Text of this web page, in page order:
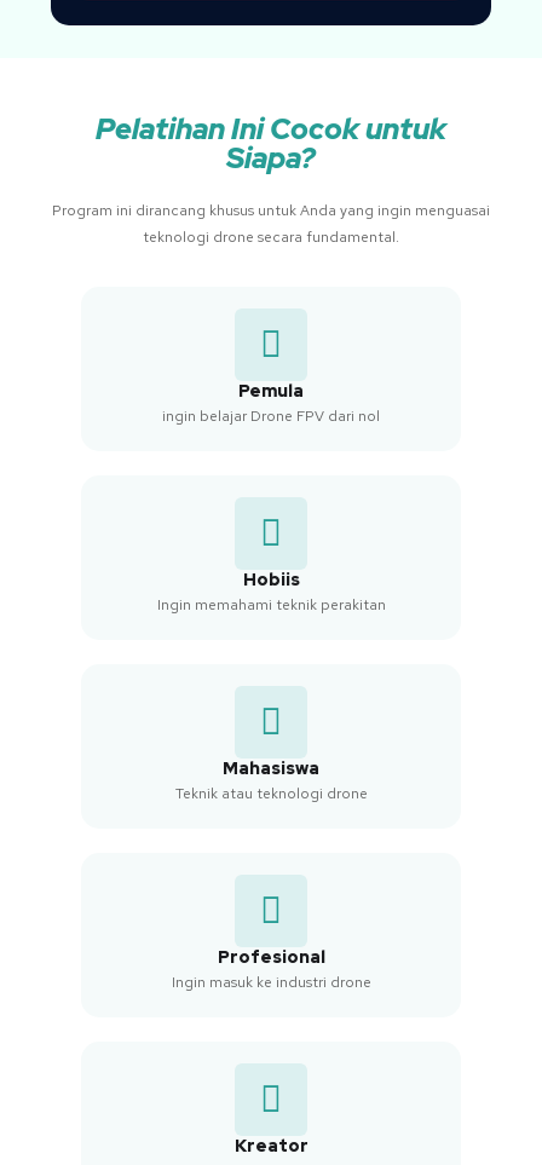
Pelatihan Ini Cocok untuk
Siapa?
Program ini dirancang khusus untuk Anda yang ingin menguasai
teknologi drone secara fundamental.
Pemula
ingin belajar Drone FPV dari nol
Hobiis
Ingin memahami teknik perakitan
Mahasiswa
Teknik atau teknologi drone
Profesional
Ingin masuk ke industri drone
Kreator